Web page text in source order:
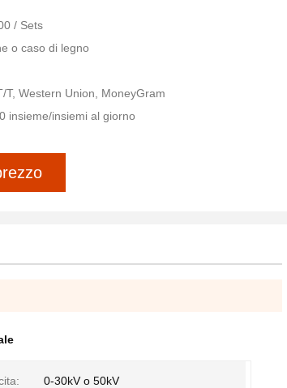
/ Sets
o caso di legno
T, Western Union, MoneyGram
insieme/insiemi al giorno
0-30kV o 50kV